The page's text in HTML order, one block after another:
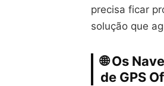
precisa ficar
solução que
🌐 Os
de GPS